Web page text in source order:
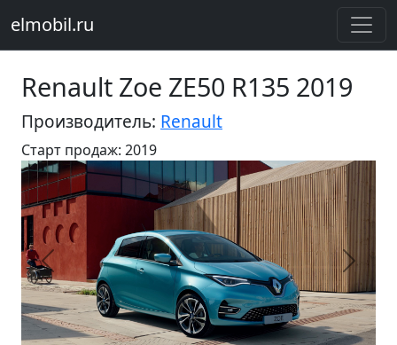
elmobil.ru
Renault Zoe ZE50 R135 2019
Производитель: Renault
Старт продаж: 2019
Предыдущий